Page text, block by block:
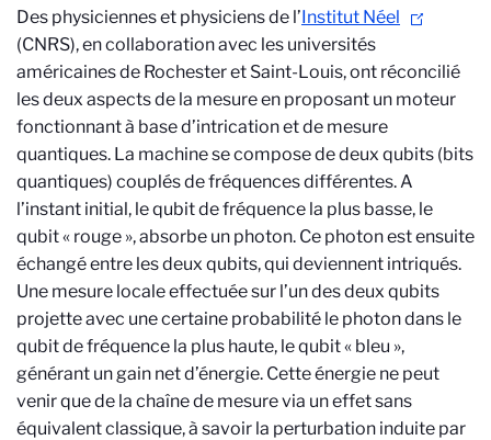
Des physiciennes et physiciens de l’Institut Néel
(CNRS), en collaboration avec les universités
américaines de Rochester et Saint-Louis, ont réconcilié
les deux aspects de la mesure en proposant un moteur
fonctionnant à base d’intrication et de mesure
quantiques. La machine se compose de deux qubits (bits
quantiques) couplés de fréquences différentes. A
l’instant initial, le qubit de fréquence la plus basse, le
qubit « rouge », absorbe un photon. Ce photon est ensuite
échangé entre les deux qubits, qui deviennent intriqués.
Une mesure locale effectuée sur l’un des deux qubits
projette avec une certaine probabilité le photon dans le
qubit de fréquence la plus haute, le qubit « bleu »,
générant un gain net d’énergie. Cette énergie ne peut
venir que de la chaîne de mesure via un effet sans
équivalent classique, à savoir la perturbation induite par